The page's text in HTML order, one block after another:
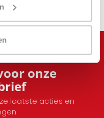
onze
laatste acties en